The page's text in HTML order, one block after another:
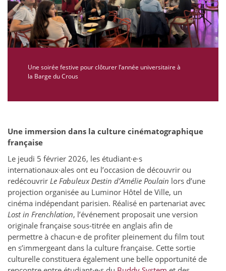
Une soirée festive pour clôturer l’année universitaire à
la Barge du Crous
Une immersion dans la culture cinématographique
française
Le jeudi 5 février 2026, les étudiant·e·s
internationaux·ales ont eu l’occasion de découvrir ou
redécouvrir Le Fabuleux Destin d’Amélie Poulain lors d’une
projection organisée au Luminor Hôtel de Ville, un
cinéma indépendant parisien. Réalisé en partenariat avec
Lost in Frenchlation, l’événement proposait une version
originale française sous-titrée en anglais afin de
permettre à chacun·e de profiter pleinement du film tout
en s’immergeant dans la culture française. Cette sortie
culturelle constituera également une belle opportunité de